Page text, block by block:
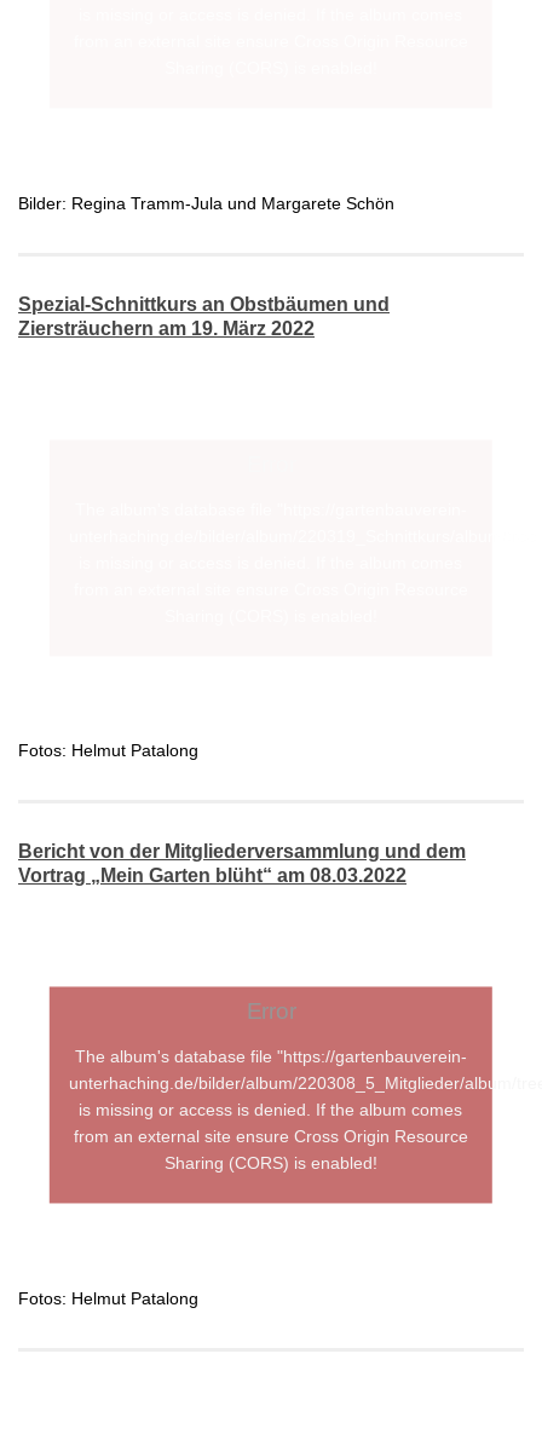
Bilder: Regina Tramm-Jula und Margarete Schön
Spezial-Schnittkurs an Obstbäumen und
Ziersträuchern am 19. März 2022
Fotos: Helmut Patalong
Bericht von der Mitgliederversammlung und dem
Vortrag „Mein Garten blüht“ am 08.03.2022
Fotos: Helmut Patalong